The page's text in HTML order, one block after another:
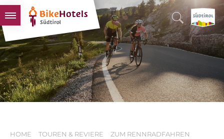
BIKEHOTELS
HOTELS & PAKETE
TOUREN & REVIERE
SÜDTIROL & WIR
HOME TOUREN & REVIERE
ZUM RENNRADFAHREN